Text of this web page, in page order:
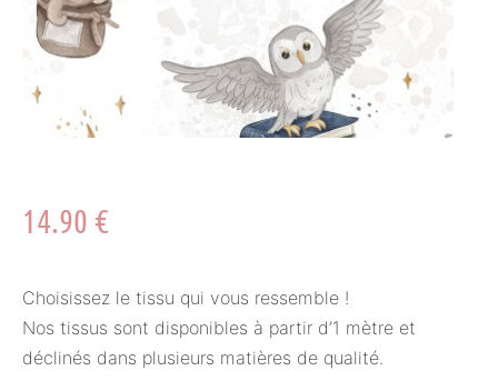
14.90 €
Choisissez le tissu qui vous ressemble !
Nos tissus sont disponibles à partir d’1 mètre et
déclinés dans plusieurs matières de qualité.